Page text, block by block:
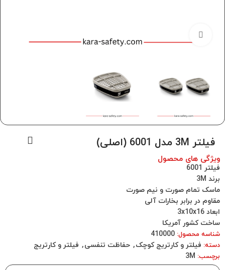
فیلتر 3M مدل 6001 (اصلی)
ویژگی های محصول
فیلتر 6001
برند 3M
ماسک تمام صورت و نیم صورت
مقاوم در برابر بخارات آلی
ابعاد 3x10x16
ساخت کشور آمریکا
شناسه محصول: 410000
دسته: فیلتر و کارتریج کوچک, حفاظت تنفسی, فیلتر و کارتریج
برچسب: 3M